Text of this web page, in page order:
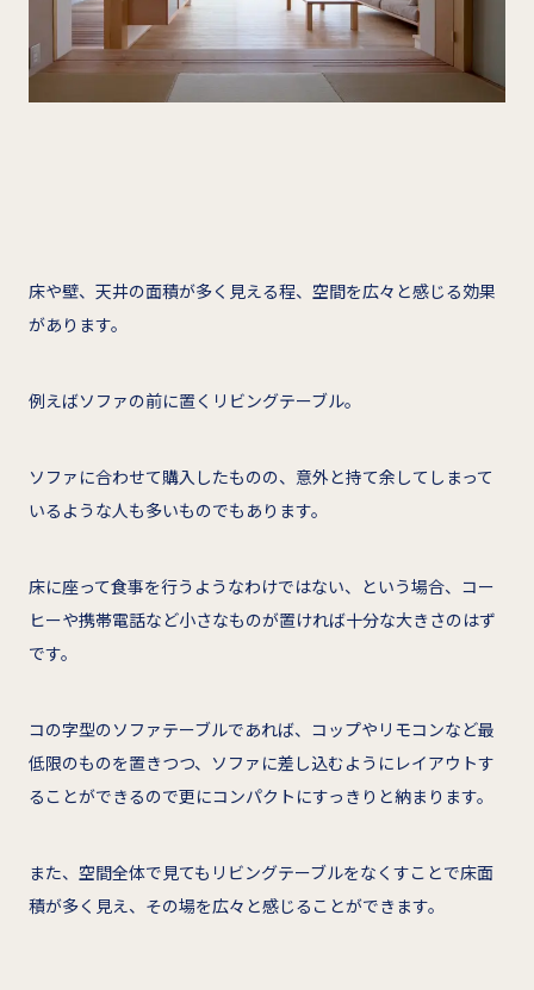
床や壁、天井の面積が多く見える程、空間を広々と感じる効果
があります。
例えばソファの前に置くリビングテーブル。
ソファに合わせて購入したものの、意外と持て余してしまって
いるような人も多いものでもあります。
床に座って食事を行うようなわけではない、という場合、コー
ヒーや携帯電話など小さなものが置ければ十分な大きさのはず
です。
コの字型のソファテーブルであれば、コップやリモコンなど最
低限のものを置きつつ、ソファに差し込むようにレイアウトす
ることができるので更にコンパクトにすっきりと納まります。
また、空間全体で見てもリビングテーブルをなくすことで床面
積が多く見え、その場を広々と感じることができます。